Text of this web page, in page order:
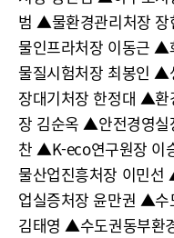
범 ▲물환경관리처장
물인프라처장 이동근
물질시험처장 최봉인
장대기처장 한정대 ▲
장 김순옥 ▲안전경영
찬 ▲K-eco연구원장 이
물산업진흥처장 이민
업실증처장 윤만권 ▲수
김태영 ▲수도권동부환